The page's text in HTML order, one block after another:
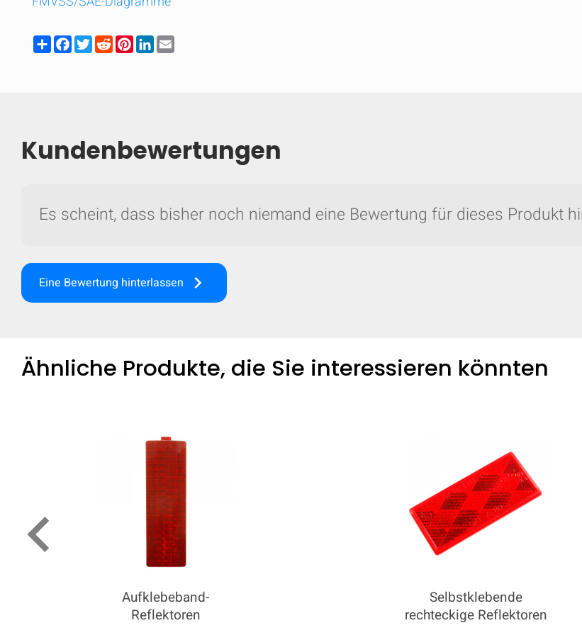
Vergleichen
ShareFacebook
TwitterRedditPinterestLinkedIn
Kundenbewertungen
Es scheint, dass bisher noch niemand eine Bewertung für dieses Produkt
Eine Bewertung hinterlassen keyboard_arrow_right
Ähnliche Produkte, die Sie interessieren könnten
Aufklebeband-
Reflektoren
Selbstklebende
rechteckige Reflektoren
keyboard_arrow_left